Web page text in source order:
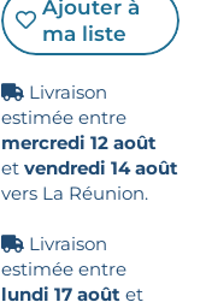
Ajouter à
ma liste
Livraison
estimée entre
mercredi 12 août
et vendredi 14 août
vers La Réunion.
Livraison
estimée entre
lundi 17 août et